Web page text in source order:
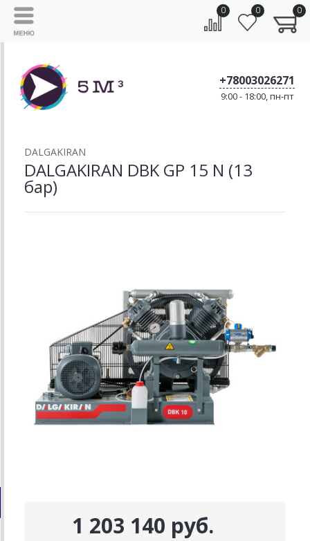
0 0 0
+78003026271
9:00 - 18:00, пн-пт
DALGAKIRAN
DALGAKIRAN DBK GP 15 N (13
бар)
1 203 140 руб.